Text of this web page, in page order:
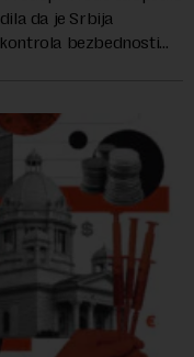
da je Srbija
bezbednosti